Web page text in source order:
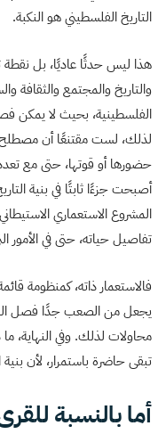
التاريخ الفلسطيني هو النكبة.
هذا ليس حدثًا عاديًا، بل نقطة
والتاريخ والمجتمع والثقافة
الفلسطينية، بحيث لا يمكن
لذلك، لست مقتنعًا أن مصطلح
حضورها أو قوتها، حتى مع
أصبحت جزءًا ثابتًا في بنية
المشروع الاستعماري
تفاصيل حياته، حتى في الأمور
فالاستعمار ذاته، كمنظومة
يجعل من الصعب جدًا فصل
محاولات لذلك. وفي النهاية،
تبقى حاضرة باستمرار، لأن
أما بالنسبة